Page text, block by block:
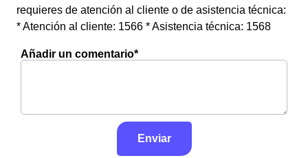
requieres de atención al cliente o de asistencia técnica:
* Atención al cliente: 1566 * Asistencia técnica: 1568
Añadir un comentario*
Enviar